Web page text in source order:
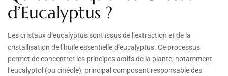
d’Eucalyptus ?
Les cristaux d’eucalyptus sont issus de l’extraction et de la
cristallisation de l’huile essentielle d’eucalyptus. Ce processus
permet de concentrer les principes actifs de la plante, notamment
l’eucalyptol (ou cinéole), principal composant responsable des